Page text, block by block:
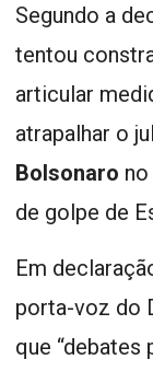
Segundo a
tentou
articular
atrapalhar o
Bolsonaro
de golpe de
Em
porta-voz do
que